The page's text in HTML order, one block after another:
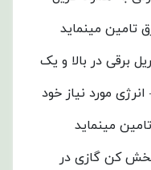
تامین مینماید
برقی در بالا و یک
مورد نیاز خود
مینماید
کن گازی در